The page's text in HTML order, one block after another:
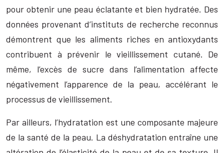
pour obtenir une peau éclatante et bien hydratée. Des
données provenant d’instituts de recherche reconnus
démontrent que les aliments riches en antioxydants
contribuent à prévenir le vieillissement cutané. De
même, l’excès de sucre dans l’alimentation affecte
négativement l’apparence de la peau, accélérant le
processus de vieillissement.
Par ailleurs, l’hydratation est une composante majeure
de la santé de la peau. La déshydratation entraîne une